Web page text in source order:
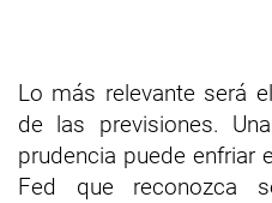
Lo más relevante será
de las previsiones.
prudencia puede enfriar
Fed que reconozca